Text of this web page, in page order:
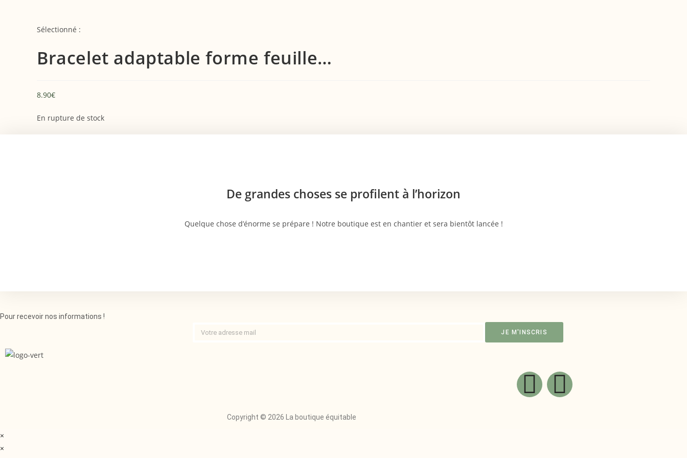
Sélectionné :
Bracelet adaptable forme feuille…
8.90€
En rupture de stock
De grandes choses se profilent à l’horizon
Quelque chose d’énorme se prépare ! Notre boutique est en chantier et sera bientôt lancée !
Pour recevoir nos informations !
JE M'INSCRIS
Copyright © 2026 La boutique équitable
×
×